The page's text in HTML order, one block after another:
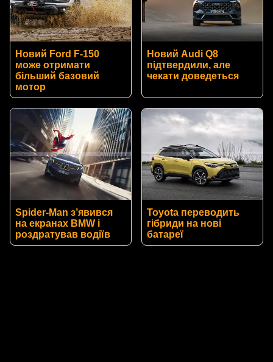
Новий Ford F-150
може отримати
більший базовий
мотор
Новий Audi Q8
підтвердили, але
чекати доведеться
Spider-Man з’явився
на екранах BMW і
роздратував водіїв
Toyota переводить
гібриди на нові
батареї